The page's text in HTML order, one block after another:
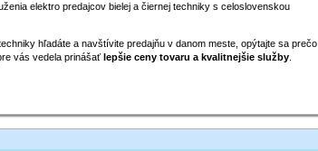
elektro predajcov bielej a čiernej techniky s celoslovenskou
hľadáte a navštívite predajňu v danom meste, opýtajte sa prečo
vás vedela prinášaťlepšie ceny tovaru a kvalitnejšie služby.